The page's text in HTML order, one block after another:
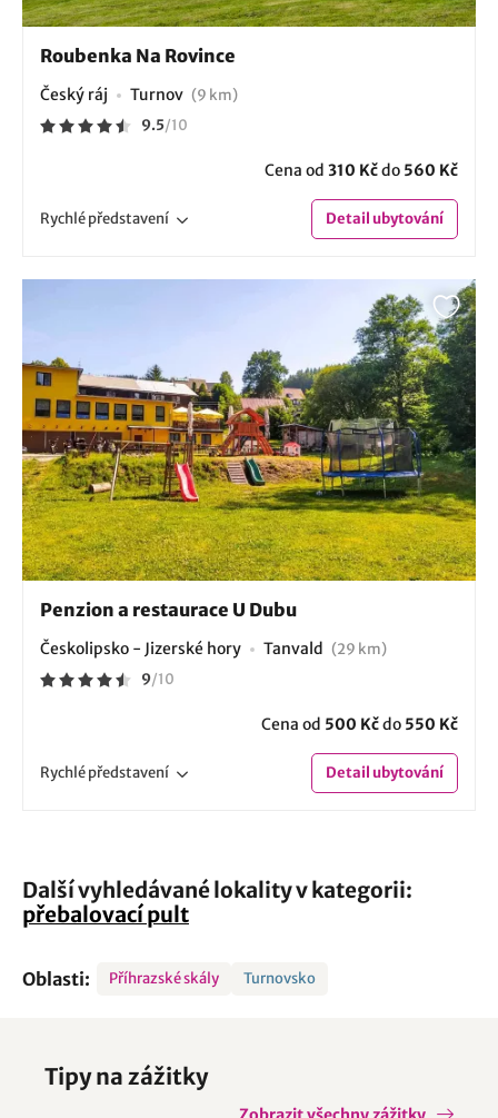
Roubenka Na Rovince
Český ráj Turnov (9 km)
9.5/10
Cena od 310 Kčdo 560 Kč
Rychlépředstavení Detailubytování
Penzion a restaurace U Dubu
Českolipsko - Jizerské hory Tanvald (29 km)
9/10
Cena od 500 Kčdo 550 Kč
Rychlépředstavení Detailubytování
Další vyhledávané lokality v kategorii:
přebalovací pult
Oblasti: Příhrazské skály Turnovsko
Tipy na zážitky